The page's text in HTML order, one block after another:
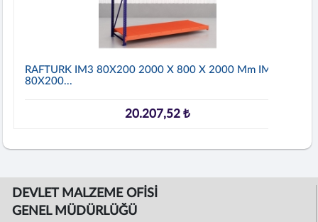
RAFTURK IM3 80X200 2000 X 800 X 2000 Mm IM3
80X200...
20.207,52 ₺
DEVLET MALZEME OFİSİ
GENEL MÜDÜRLÜĞÜ